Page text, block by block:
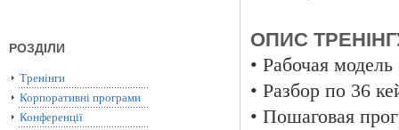
РОЗДІЛИ
Тренінги
Корпоративні програми
Конференції
ОПИС
• Рабочая
• Разбор по 36
• Пошаговая